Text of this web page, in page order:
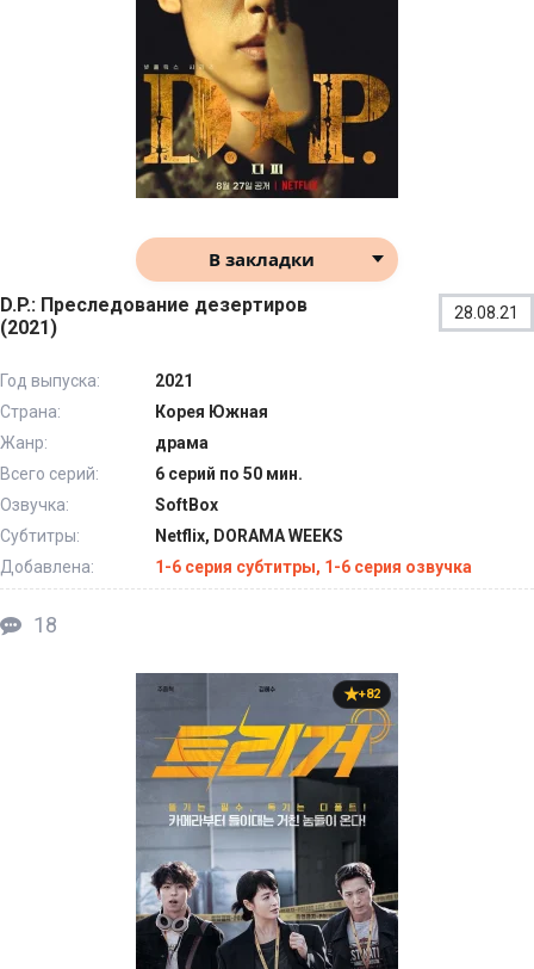
В закладки
D.P.: Преследование дезертиров
(2021)
28.08.21
Год выпуска:
2021
Страна:
Корея Южная
Жанр:
драма
Всего серий:
6 серий по 50 мин.
Озвучка:
SoftBox
Субтитры:
Netflix, DORAMA WEEKS
Добавлена:
1-6 серия субтитры, 1-6 серия озвучка
18
+82